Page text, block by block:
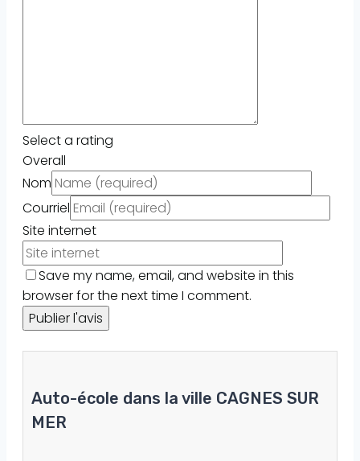
Select a rating
Overall
Nom
Courriel
Site internet
Save my name, email, and website in this
browser for the next time I comment.
Auto-école dans la ville CAGNES SUR
MER